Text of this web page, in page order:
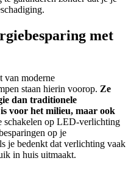
met
van moderne
staan hierin voorop. Ze
dan traditionele
voor het milieu, maar ook
schakelen op LED-verlichting
op je
je bedenkt dat verlichting vaak
in huis uitmaakt.